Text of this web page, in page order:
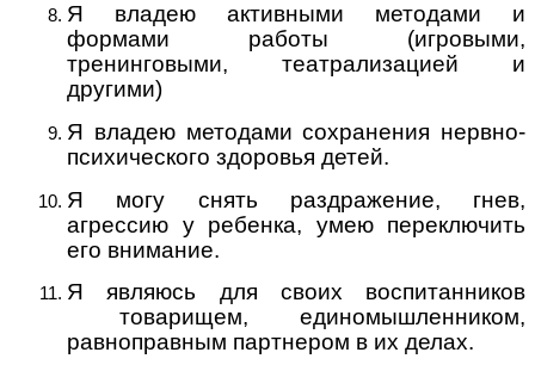
Я владею активными методами и
формами работы (игровыми,
тренинговыми, театрализацией и
другими)
Я владею методами сохранения нервно-
психического здоровья детей.
Я могу снять раздражение, гнев,
агрессию у ребенка, умею переключить
его внимание.
Я являюсь для своих воспитанников
товарищем, единомышленником,
равноправным партнером в их делах.